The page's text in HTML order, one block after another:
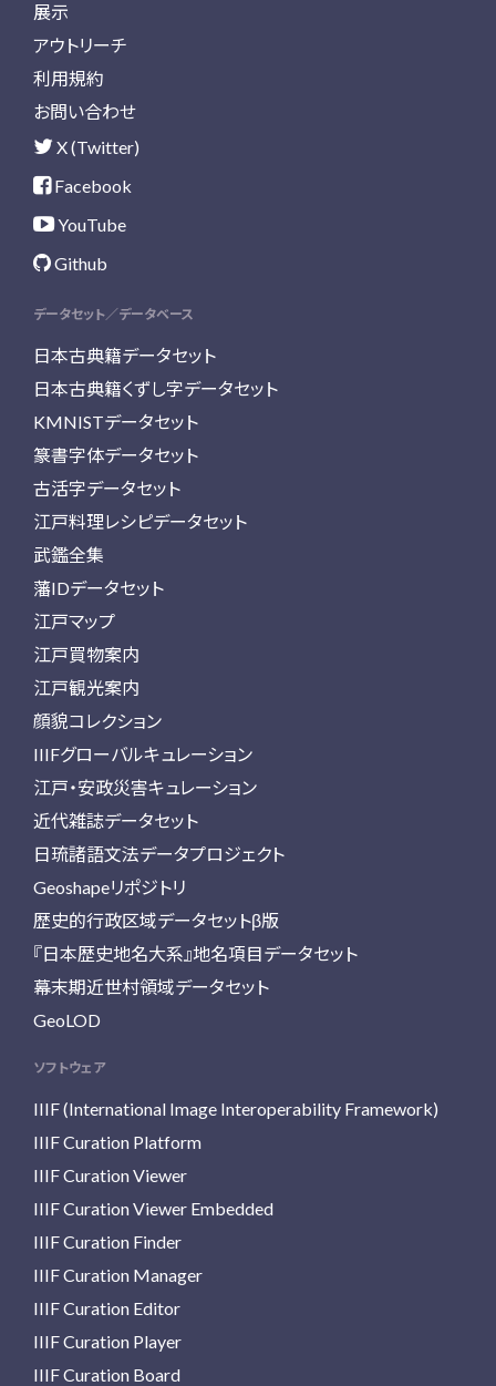
展示
アウトリーチ
利用規約
お問い合わせ
X (Twitter)
Facebook
YouTube
Github
データセット／データベース
日本古典籍データセット
日本古典籍くずし字データセット
KMNISTデータセット
篆書字体データセット
古活字データセット
江戸料理レシピデータセット
武鑑全集
藩IDデータセット
江戸マップ
江戸買物案内
江戸観光案内
顔貌コレクション
IIIFグローバルキュレーション
江戸・安政災害キュレーション
近代雑誌データセット
日琉諸語文法データプロジェクト
Geoshapeリポジトリ
歴史的行政区域データセットβ版
『日本歴史地名大系』地名項目データセット
幕末期近世村領域データセット
GeoLOD
ソフトウェア
IIIF (International Image Interoperability Framework)
IIIF Curation Platform
IIIF Curation Viewer
IIIF Curation Viewer Embedded
IIIF Curation Finder
IIIF Curation Manager
IIIF Curation Editor
IIIF Curation Player
IIIF Curation Board